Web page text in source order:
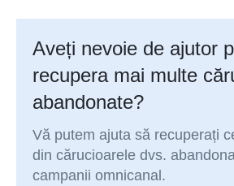
Aveți nevoie de ajutor
recupera mai multe
abandonate?
Vă putem ajuta să recuperați
din cărucioarele dvs.
campanii omnicanal.